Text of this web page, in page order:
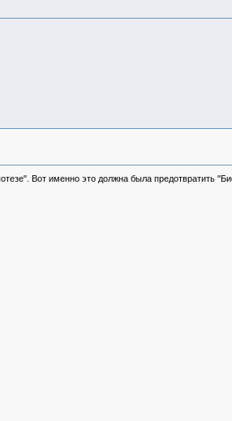
Вот именно это должна была предотвратить